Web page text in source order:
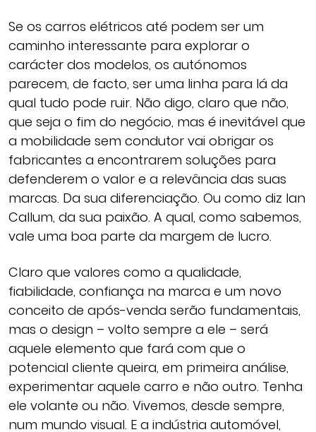
Se os carros elétricos até podem ser um
caminho interessante para explorar o
carácter dos modelos, os autónomos
parecem, de facto, ser uma linha para lá da
qual tudo pode ruir. Não digo, claro que não,
que seja o fim do negócio, mas é inevitável que
a mobilidade sem condutor vai obrigar os
fabricantes a encontrarem soluções para
defenderem o valor e a relevância das suas
marcas. Da sua diferenciação. Ou como diz Ian
Callum, da sua paixão. A qual, como sabemos,
vale uma boa parte da margem de lucro.
Claro que valores como a qualidade,
fiabilidade, confiança na marca e um novo
conceito de após-venda serão fundamentais,
mas o design – volto sempre a ele – será
aquele elemento que fará com que o
potencial cliente queira, em primeira análise,
experimentar aquele carro e não outro. Tenha
ele volante ou não. Vivemos, desde sempre,
num mundo visual. E a indústria automóvel,